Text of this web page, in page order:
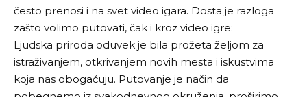
često prenosi i na svet video igara. Dosta je razloga
zašto volimo putovati, čak i kroz video igre:
Ljudska priroda oduvek je bila prožeta željom za
istraživanjem, otkrivanjem novih mesta i iskustvima
koja nas obogaćuju. Putovanje je način da